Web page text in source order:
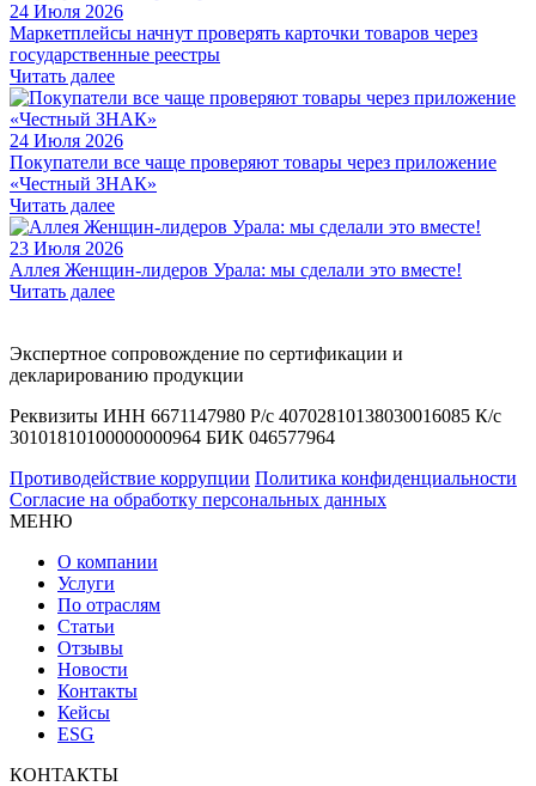
24 Июля 2026
Маркетплейсы начнут проверять карточки товаров через
государственные реестры
Читать далее
24 Июля 2026
Покупатели все чаще проверяют товары через приложение
«Честный ЗНАК»
Читать далее
23 Июля 2026
Аллея Женщин-лидеров Урала: мы сделали это вместе!
Читать далее
Экспертное сопровождение по сертификации и
декларированию продукции
Реквизиты ИНН 6671147980 Р/с 40702810138030016085 К/с
30101810100000000964 БИК 046577964
Противодействие коррупции Политика конфиденциальности
Согласие на обработку персональных данных
МЕНЮ
О компании
Услуги
По отраслям
Статьи
Отзывы
Новости
Контакты
Кейсы
ESG
КОНТАКТЫ